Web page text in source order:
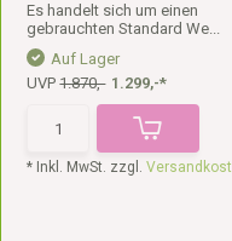
Es handelt sich um einen
gebrauchten Standard We...
Auf Lager
UVP1.870,- 1.299,-*
* Inkl. MwSt. zzgl.